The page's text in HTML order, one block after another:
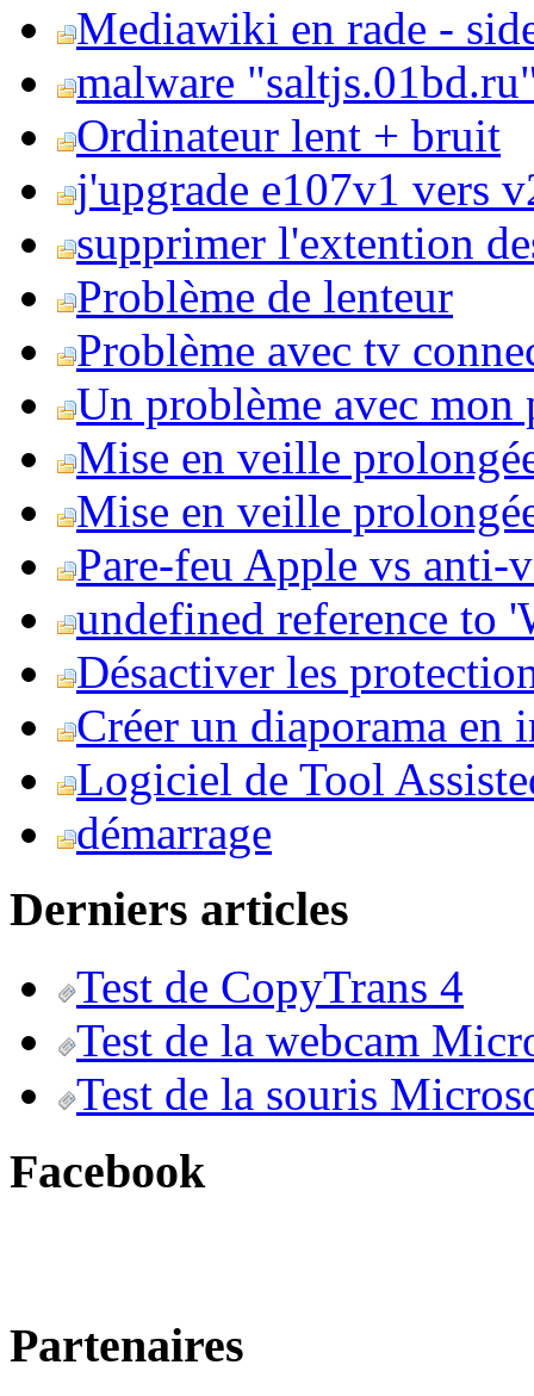
Mediawiki en rade -
malware
Ordinateur lent + bruit
j'upgrade e107v1 vers
supprimer l'extention
Problème de lenteur
Problème avec tv
Un problème avec mon
Mise en veille
Mise en veille
Pare-feu Apple vs anti-
undefined reference to
Désactiver les
Créer un diaporama en
Logiciel de Tool
démarrage
Derniers articles
Test de CopyTrans 4
Test de la webcam
Test de la souris
Facebook
Partenaires